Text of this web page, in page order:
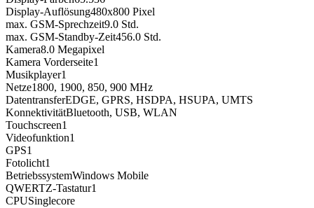
Display-Auflösung480x800 Pixel
max. GSM-Sprechzeit9.0 Std.
max. GSM-Standby-Zeit456.0 Std.
Kamera8.0 Megapixel
Kamera Vorderseite1
Musikplayer1
Netze1800, 1900, 850, 900 MHz
DatentransferEDGE, GPRS, HSDPA, HSUPA, UMTS
KonnektivitätBluetooth, USB, WLAN
Touchscreen1
Videofunktion1
GPS1
Fotolicht1
BetriebssystemWindows Mobile
QWERTZ-Tastatur1
CPUSinglecore